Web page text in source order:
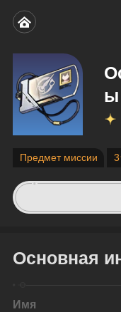
ы
Предмет миссии
Основная
Имя